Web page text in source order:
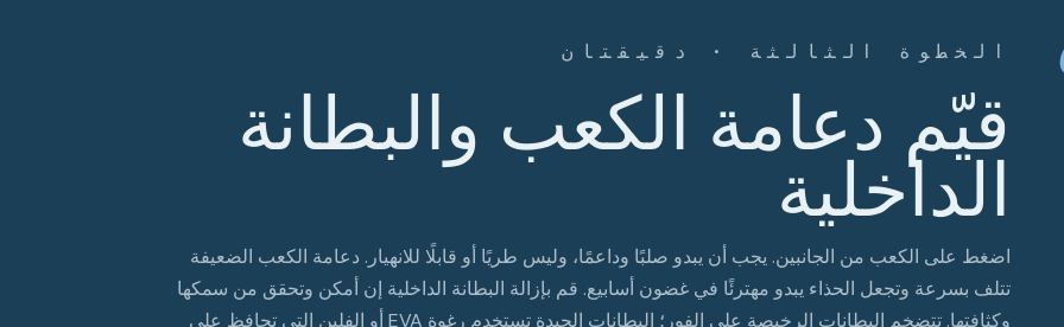
الخطوة الثالثة · دقيقتان
قيّم دعامة الكعب والبطانة
الداخلية
اضغط على الكعب من الجانبين. يجب أن يبدو صلبًا وداعمًا، وليس طريًا أو قابلًا للانهيار. دعامة الكعب الضعيفة
تتلف بسرعة وتجعل الحذاء يبدو مهترئًا في غضون أسابيع. قم بإزالة البطانة الداخلية إن أمكن وتحقق من سمكها
وكثافتها. تتضخم البطانات الرخيصة على الفور؛ البطانات الجيدة تستخدم رغوة EVA أو الفلين التي تحافظ على